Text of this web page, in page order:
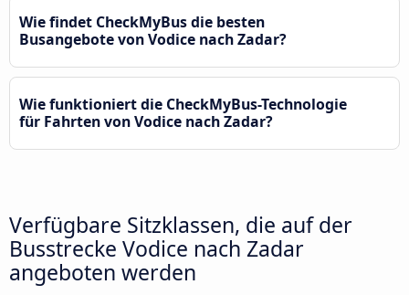
Wie findet CheckMyBus die besten
Busangebote von Vodice nach Zadar?
Wie funktioniert die CheckMyBus-Technologie
für Fahrten von Vodice nach Zadar?
Verfügbare Sitzklassen, die auf der
Busstrecke Vodice nach Zadar
angeboten werden